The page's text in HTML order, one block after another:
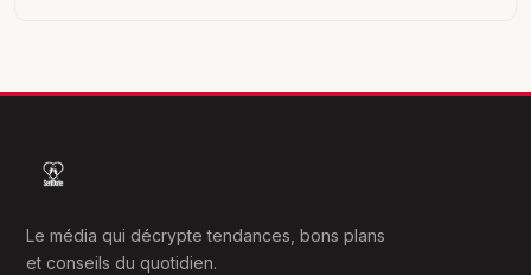
Le média qui décrypte tendances, bons plans
et conseils du quotidien.